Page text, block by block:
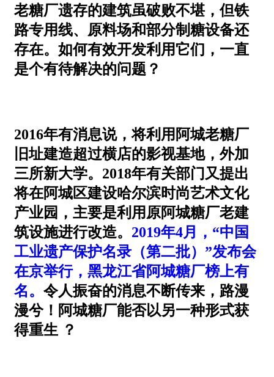
老糖厂遗存的建筑虽破败不堪，但铁
路专用线、原料场和部分制糖设备还
存在。如何有效开发利用它们，一直
是个有待解决的问题？
2016年有消息说，将利用阿城老糖厂
旧址建造超过横店的影视基地，外加
三所新大学。2018年有关部门又提出
将在阿城区建设哈尔滨时尚艺术文化
产业园，主要是利用原阿城糖厂老建
筑设施进行改造。 2019年4月， “中国
工业遗产保护名录（第二批） ”发布会
在京举行，黑龙江省阿城糖厂榜上有
名。 令人振奋的消息不断传来，路漫
漫兮！阿城糖厂能否以另一种形式获
得重生 ？